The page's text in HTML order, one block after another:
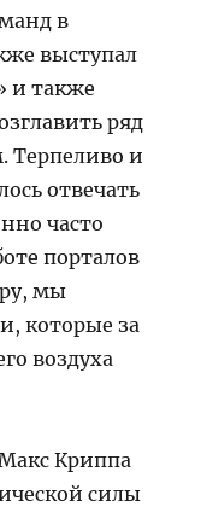
в
выступал
и также
ряд
Терпеливо и
отвечать
часто
порталов
мы
которые за
воздуха
Криппа
силы